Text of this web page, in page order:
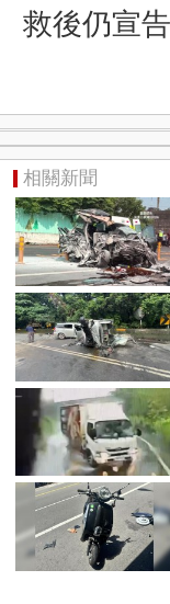
救後仍宣告
相關新聞